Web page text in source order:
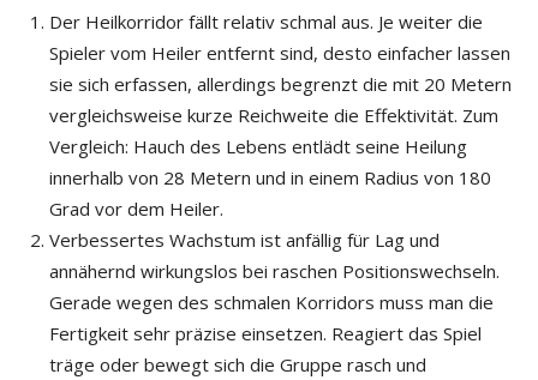
Der Heilkorridor fällt relativ schmal aus. Je weiter die
Spieler vom Heiler entfernt sind, desto einfacher lassen
sie sich erfassen, allerdings begrenzt die mit 20 Metern
vergleichsweise kurze Reichweite die Effektivität. Zum
Vergleich: Hauch des Lebens entlädt seine Heilung
innerhalb von 28 Metern und in einem Radius von 180
Grad vor dem Heiler.
Verbessertes Wachstum ist anfällig für Lag und
annähernd wirkungslos bei raschen Positionswechseln.
Gerade wegen des schmalen Korridors muss man die
Fertigkeit sehr präzise einsetzen. Reagiert das Spiel
träge oder bewegt sich die Gruppe rasch und